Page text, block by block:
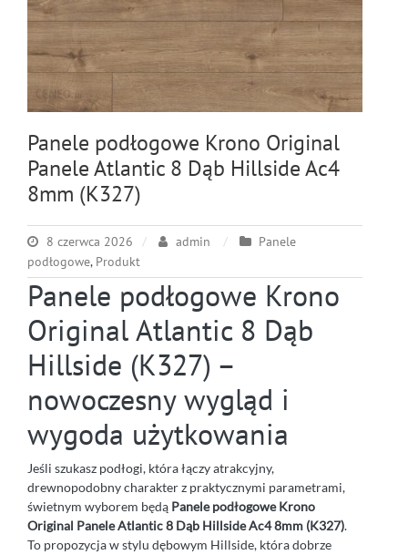
Panele podłogowe Krono Original
Panele Atlantic 8 Dąb Hillside Ac4
8mm (K327)
8 czerwca 2026 admin
Panele
podłogowe, Produkt
Panele podłogowe Krono
Original Atlantic 8 Dąb
Hillside (K327) –
nowoczesny wygląd i
wygoda użytkowania
Jeśli szukasz podłogi, która łączy atrakcyjny,
drewnopodobny charakter z praktycznymi parametrami,
świetnym wyborem będą Panele podłogowe Krono
Original Panele Atlantic 8 Dąb Hillside Ac4 8mm (K327).
To propozycja w stylu dębowym Hillside, która dobrze